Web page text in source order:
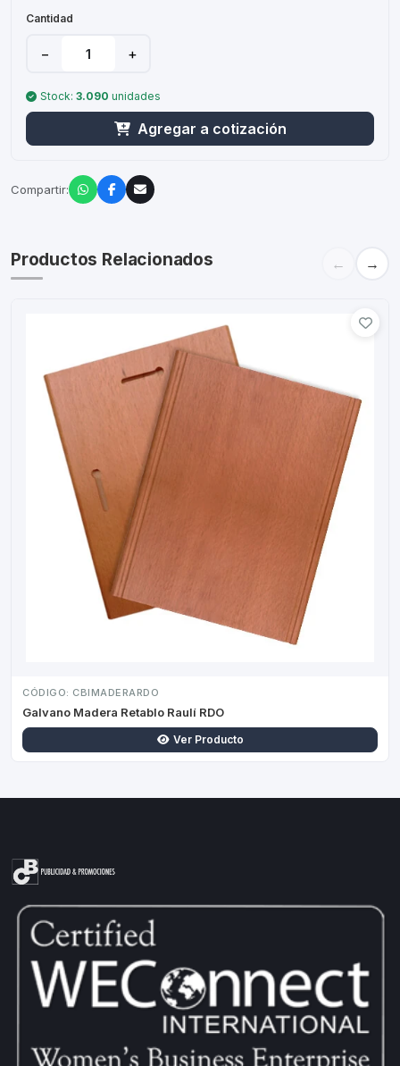
Cantidad
− +
Stock: 3.090 unidades
Agregar a cotización
Compartir:
Productos Relacionados ← →
CÓDIGO: CBIMADERARDO
Galvano Madera Retablo Raulí RDO
Ver Producto